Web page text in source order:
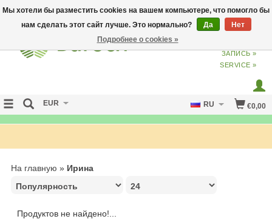
ВХОДИЗ
ЗАПИСЬ »
SERVICE »
€0,00
EUR RU
На главную » Ирина
Продуктов не найдено!...
Мы хотели бы разместить cookies на вашем компьютере, что помогло бы
нам сделать этот сайт лучше. Это нормально?
Да
Нет
Подробнее о cookies »